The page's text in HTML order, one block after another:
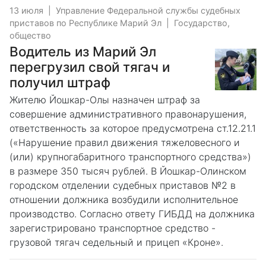
13 июля
Управление Федеральной службы судебных
приставов по Республике Марий Эл
Государство,
общество
Водитель из Марий Эл
перегрузил свой тягач и
получил штраф
Жителю Йошкар-Олы назначен штраф за
совершение административного правонарушения,
ответственность за которое предусмотрена ст.12.21.1
(«Нарушение правил движения тяжеловесного и
(или) крупногабаритного транспортного средства»)
в размере 350 тысяч рублей. В Йошкар-Олинском
городском отделении судебных приставов №2 в
отношении должника возбудили исполнительное
производство. Согласно ответу ГИБДД на должника
зарегистрировано транспортное средство -
грузовой тягач седельный и прицеп «Кроне».